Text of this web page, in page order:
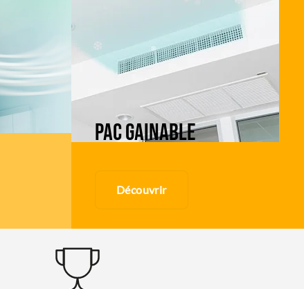
PAC GAINABLE
Découvrir